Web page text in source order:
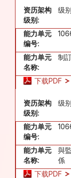
资历架构
级别:
级
能力单元
编号:
能力单元
名称:
制
下载PDF
资历架构
级别:
级
能力单元
编号:
能力单元
名称:
與
係
下载PDF